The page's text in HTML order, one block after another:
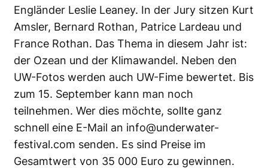
Engländer Leslie Leaney. In der Jury sitzen Kurt
Amsler, Bernard Rothan, Patrice Lardeau und
France Rothan. Das Thema in diesem Jahr ist:
der Ozean und der Klimawandel. Neben den
UW-Fotos werden auch UW-Fime bewertet. Bis
zum 15. September kann man noch
teilnehmen. Wer dies möchte, sollte ganz
schnell eine E-Mail an info@underwater-
festival.com senden. Es sind Preise im
Gesamtwert von 35 000 Euro zu gewinnen.